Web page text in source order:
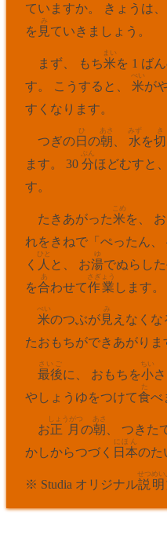
ていますか。 きょうは
を 見
み
ていきましょう。
まず、 もち米
まい
を 1 ば
す。 こうすると、 米
べい
が
すくなります。
つぎの日
ひ
の朝
あさ
水
みず
を切
き
ます。 30 分
ぶん
ほどむすと、
す。
たきあがった米
こめ
を、
れをきねで「ぺったん
く 人
ひと
と、 お湯
ゆ
でぬらした
を合
あ
わせて作業
さぎょう
します。
米
べい
のつぶが見
み
えなく
たおもちができあがりま
最後
さいご
に、 おもちを小
ちい
さ
やしょうゆをつけて食
た
べ
お正月
しょうがつ
の朝
あさ
、 つきた
かしからつづく 日本
にほん
のた
※ Studia オリジナル説明
せつめい